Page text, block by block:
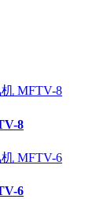
8
6